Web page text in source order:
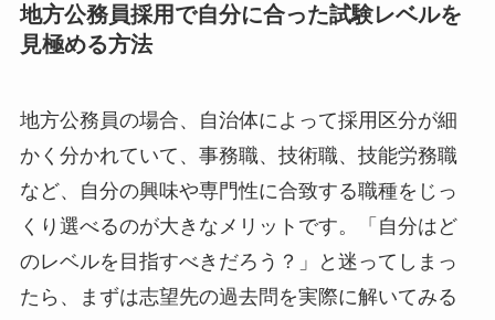
地方公務員採用で自分に合った試験レベルを
見極める方法
地方公務員の場合、自治体によって採用区分が細
かく分かれていて、事務職、技術職、技能労務職
など、自分の興味や専門性に合致する職種をじっ
くり選べるのが大きなメリットです。「自分はど
のレベルを目指すべきだろう？」と迷ってしまっ
たら、まずは志望先の過去問を実際に解いてみる